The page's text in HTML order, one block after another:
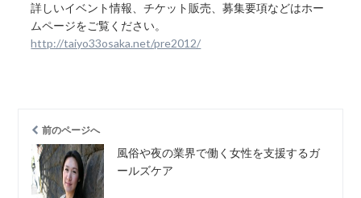
詳しいイベント情報、チケット販売、募集要項などはホー
ムページをご覧ください。
http://taiyo33osaka.net/pre2012/
前のページへ
風俗や夜の業界で働く女性を支援するガ
ールズケア